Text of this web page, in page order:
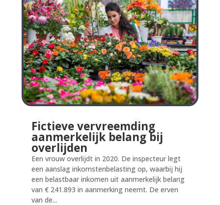
Fictieve vervreemding
aanmerkelijk belang bij
overlijden
Een vrouw overlijdt in 2020. De inspecteur legt
een aanslag inkomstenbelasting op, waarbij hij
een belastbaar inkomen uit aanmerkelijk belang
van € 241.893 in aanmerking neemt. De erven
van de...